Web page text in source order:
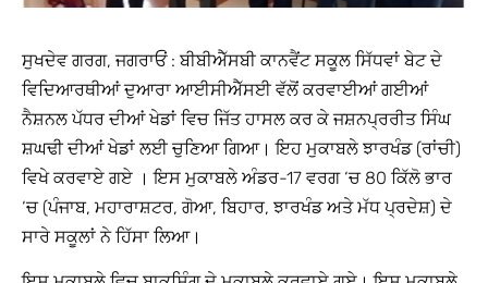
ਸੁਖਦੇਵ ਗਰਗ, ਜਗਰਾਓਂ : ਬੀਬੀਐੱਸਬੀ ਕਾਨਵੈਂਟ ਸਕੂਲ ਸਿੱਧਵਾਂ ਬੇਟ ਦੇ
ਵਿਦਿਆਰਥੀਆਂ ਦੁਆਰਾ ਆਈਸੀਐੱਸਈ ਵੱਲੋਂ ਕਰਵਾਈਆਂ ਗਈਆਂ
ਨੈਸ਼ਨਲ ਪੱਧਰ ਦੀਆਂ ਖੇਡਾਂ ਵਿਚ ਜਿੱਤ ਹਾਸਲ ਕਰ ਕੇ ਜਸ਼ਨਪ੍ਰਰੀਤ ਸਿੰਘ
ਸ਼ਘਢੀ ਦੀਆਂ ਖੇਡਾਂ ਲਈ ਚੁਣਿਆ ਗਿਆ। ਇਹ ਮੁਕਾਬਲੇ ਝਾਰਖੰਡ (ਰਾਂਚੀ)
ਵਿਖੇ ਕਰਵਾਏ ਗਏ । ਇਸ ਮੁਕਾਬਲੇ ਅੰਡਰ-17 ਵਰਗ ‘ਚ 80 ਕਿੱਲੋ ਭਾਰ
‘ਚ (ਪੰਜਾਬ, ਮਹਾਰਾਸ਼ਟਰ, ਗੋਆ, ਬਿਹਾਰ, ਝਾਰਖੰਡ ਅਤੇ ਮੱਧ ਪ੍ਰਦੇਸ਼) ਦੇ
ਸਾਰੇ ਸਕੂਲਾਂ ਨੇ ਹਿੱਸਾ ਲਿਆ।